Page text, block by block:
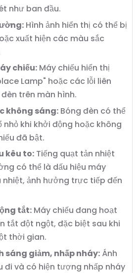
như ban đầu.
Hình ảnh hiển thị có thể bị
xuất hiện các màu sắc
chiếu: Máy chiếu hiển thị
Lamp" hoặc các lỗi liên
trên màn hình.
không sáng: Bóng đèn có thể
khi khởi động hoặc không
đã bật.
kêu to: Tiếng quạt tản nhiệt
có thể là dấu hiệu máy
ảnh hưởng trực tiếp đến
tắt: Máy chiếu đang hoạt
tắt đột ngột, đặc biệt sau khi
thời gian.
sáng giảm, nhấp nháy: Ánh
đi và có hiện tượng nhấp nháy